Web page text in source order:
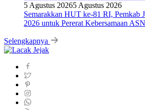
5 Agustus 20265 Agustus 2026
Semarakkan HUT ke-81 RI, Pemkab
2026 untuk Pererat Kebersamaan ASN
Selengkapnya